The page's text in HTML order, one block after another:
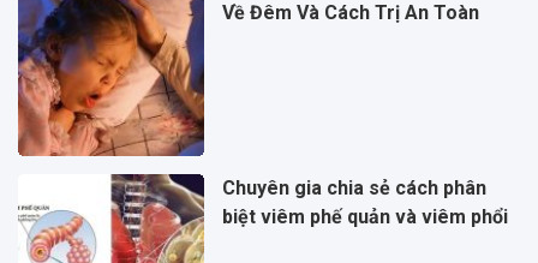
Về Đêm Và Cách Trị An Toàn
Chuyên gia chia sẻ cách phân
biệt viêm phế quản và viêm phổi